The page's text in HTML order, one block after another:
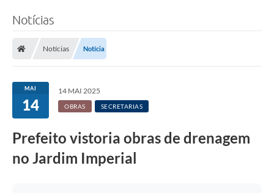
Notícias
Notícias Notícia
MAI
14
14 MAI 2025
OBRAS SECRETARIAS
Prefeito vistoria obras de drenagem
no Jardim Imperial